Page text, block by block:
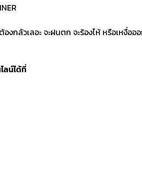
งกลัวเลอะ จะฝนตก จะร้องไห้ หรือเหงื่ออ
ลน์ได้ที่